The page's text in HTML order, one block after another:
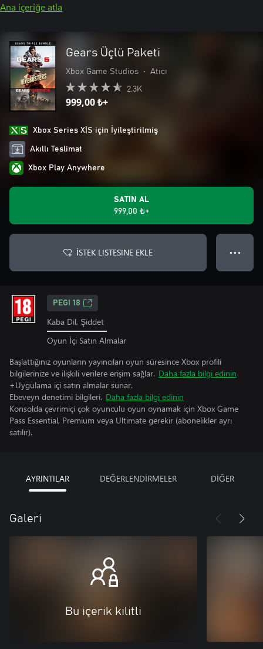
Ana içeriğe atla
Gears Üçlü Paketi
Xbox Game Studios • Atıcı
2.3K
999,00 ₺+
Xbox Series X|S için İyileştirilmiş
Akıllı Teslimat
Xbox Play Anywhere
SATIN AL
999,00 ₺+
İSTEK LISTESINE EKLE ● ● ●
PEGI 18
Kaba Dil, Şiddet
Oyun İçi Satın Almalar
Başlattığınız oyunların yayıncıları oyun süresince Xbox profili
bilgilerinize ve ilişkili verilere erişim sağlar. Daha fazla bilgi edinin
+Uygulama içi satın almalar sunar.
Ebeveyn denetimi bilgileri. Daha fazla bilgi edinin
Konsolda çevrimiçi çok oyunculu oyun oynamak için Xbox Game
Pass Essential, Premium veya Ultimate gerekir (abonelikler ayrı
satılır).
AYRINTILAR DEĞERLENDİRMELER DİĞER
Galeri
Bu içerik kilitli